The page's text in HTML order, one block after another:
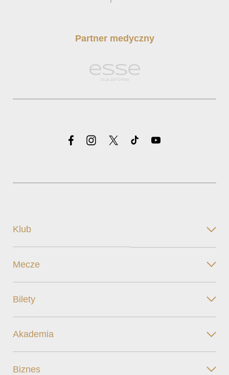
Partner medyczny
Klub
Mecze
Bilety
Akademia
Biznes